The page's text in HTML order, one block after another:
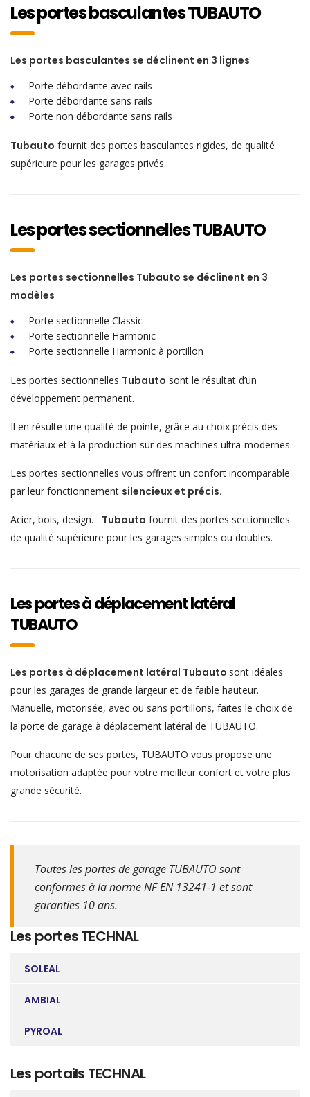
Les portes basculantes TUBAUTO
Les portes basculantes se déclinent en 3 lignes
Porte débordante avec rails
Porte débordante sans rails
Porte non débordante sans rails
Tubauto fournit des portes basculantes rigides, de qualité
supérieure pour les garages privés..
Les portes sectionnelles TUBAUTO
Les portes sectionnelles Tubauto se déclinent en 3
modèles
Porte sectionnelle Classic
Porte sectionnelle Harmonic
Porte sectionnelle Harmonic à portillon
Les portes sectionnelles Tubauto sont le résultat d’un
développement permanent.
Il en résulte une qualité de pointe, grâce au choix précis des
matériaux et à la production sur des machines ultra-modernes.
Les portes sectionnelles vous offrent un confort incomparable
par leur fonctionnement silencieux et précis.
Acier, bois, design… Tubauto fournit des portes sectionnelles
de qualité supérieure pour les garages simples ou doubles.
Les portes à déplacement latéral
TUBAUTO
Les portes à déplacement latéral Tubauto sont idéales
pour les garages de grande largeur et de faible hauteur.
Manuelle, motorisée, avec ou sans portillons, faites le choix de
la porte de garage à déplacement latéral de TUBAUTO.
Pour chacune de ses portes, TUBAUTO vous propose une
motorisation adaptée pour votre meilleur confort et votre plus
grande sécurité.
Toutes les portes de garage TUBAUTO sont
conformes à la norme NF EN 13241-1 et sont
garanties 10 ans.
Les portes TECHNAL
SOLEAL
AMBIAL
PYROAL
Les portails TECHNAL